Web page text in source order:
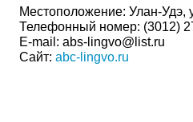
Местоположение: Улан-Удэ,
Телефонный номер: (3012)
E-mail: abs-lingvo@list.ru
Сайт: abc-lingvo.ru